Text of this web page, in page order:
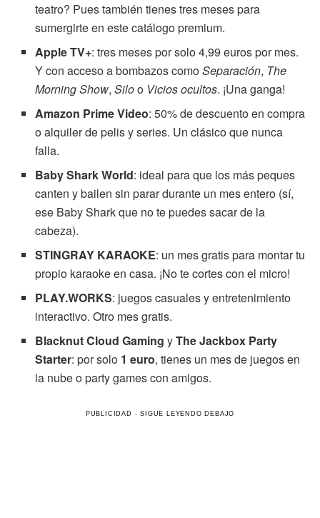
teatro? Pues también tienes tres meses para
sumergirte en este catálogo premium.
Apple TV+: tres meses por solo 4,99 euros por mes.
Y con acceso a bombazos comoSeparación, The
Morning Show,Siloo Vicios ocultos. ¡Una ganga!
Amazon Prime Video: 50% de descuento en compra
o alquiler de pelis y series. Un clásico que nunca
falla.
Baby Shark World: ideal para que los más peques
canten y bailen sin parar durante un mes entero (sí,
ese Baby Shark que no te puedes sacar de la
cabeza).
STINGRAY KARAOKE: un mes gratis para montar tu
propio karaoke en casa. ¡No te cortes con el micro!
PLAY.WORKS: juegos casuales y entretenimiento
interactivo. Otro mes gratis.
Blacknut Cloud Gaming yThe Jackbox Party
Starter: por solo 1 euro, tienes un mes de juegos en
la nube o party games con amigos.